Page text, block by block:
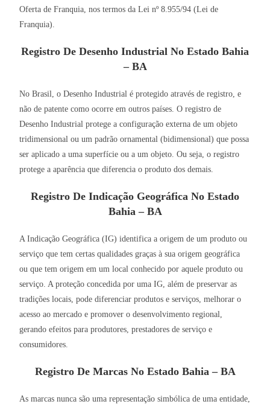
Oferta de Franquia, nos termos da Lei nº 8.955/94 (Lei de
Franquia).
Registro De Desenho Industrial No Estado Bahia
– BA
No Brasil, o Desenho Industrial é protegido através de registro, e
não de patente como ocorre em outros países. O registro de
Desenho Industrial protege a configuração externa de um objeto
tridimensional ou um padrão ornamental (bidimensional) que possa
ser aplicado a uma superfície ou a um objeto. Ou seja, o registro
protege a aparência que diferencia o produto dos demais.
Registro De Indicação Geográfica No Estado
Bahia – BA
A Indicação Geográfica (IG) identifica a origem de um produto ou
serviço que tem certas qualidades graças à sua origem geográfica
ou que tem origem em um local conhecido por aquele produto ou
serviço. A proteção concedida por uma IG, além de preservar as
tradições locais, pode diferenciar produtos e serviços, melhorar o
acesso ao mercado e promover o desenvolvimento regional,
gerando efeitos para produtores, prestadores de serviço e
consumidores.
Registro De Marcas No Estado Bahia – BA
As marcas nunca são uma representação simbólica de uma entidade,